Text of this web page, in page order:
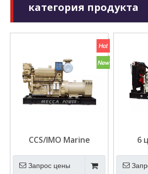
категория продукта
CCS/IMO Marine
Cummins Diesel
Generator 20 кВт-1500
Запрос цены
6